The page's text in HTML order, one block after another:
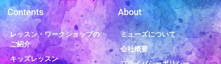
Contents
レッスン・ワークショップの
ご紹介
キッズレッスン
About
ミューズについて
会社概要